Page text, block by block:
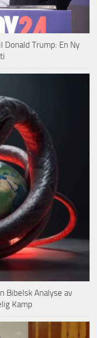
Donald Trump: En Ny
Bibelsk Analyse av
Kamp